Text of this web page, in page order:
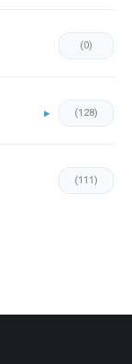
(0)
(128)
(111)